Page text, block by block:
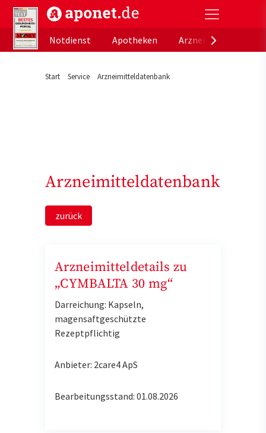
aponet.de - Das offizielle Gesundheitsportal der
Notdienst
Apotheken
Start Service Arzneimitteldatenbank
Arzneimitteldatenbank
zurück
Arzneimitteldetails zu
„CYMBALTA 30 mg“
Darreichung: Kapseln,
magensaftgeschützte
Rezeptpflichtig
Anbieter: 2care4 ApS
Bearbeitungsstand: 01.08.2026